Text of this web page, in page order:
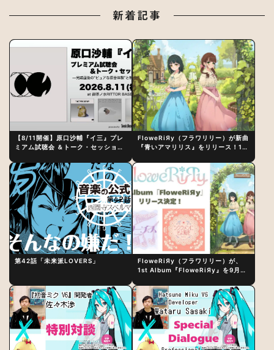
新着記事
【8/11開催】原口沙輔『イ三』プレ
ミアム試聴会 ＆トーク・セッション
制作秘話
FloweRiЯy（フラワリリー）が新曲
『青いアマリリス』をリリース！1st
第42話「未来派LOVERS」
FloweRiЯy（フラワリリー）が、
1st Album『FloweRiЯy』を9月23